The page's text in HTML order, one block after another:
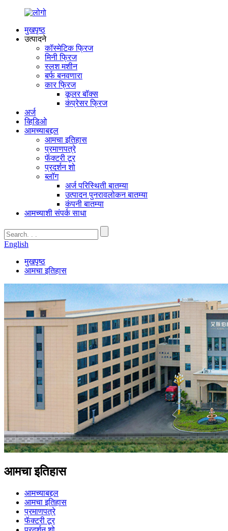
मुखपृष्ठ
उत्पादने
कॉस्मेटिक फ्रिज
मिनी फ्रिज
स्लश मशीन
बर्फ बनवणारा
कार फ्रिज
कूलर बॉक्स
कंप्रेसर फ्रिज
अर्ज
व्हिडिओ
आमच्याबद्दल
आमचा इतिहास
प्रमाणपत्रे
फॅक्टरी टूर
प्रदर्शन शो
ब्लॉग
अर्ज परिस्थिती बातम्या
उत्पादन पुनरावलोकन बातम्या
कंपनी बातम्या
आमच्याशी संपर्क साधा
English
मुखपृष्ठ
आमचा इतिहास
आमचा इतिहास
आमच्याबद्दल
आमचा इतिहास
प्रमाणपत्रे
फॅक्टरी टूर